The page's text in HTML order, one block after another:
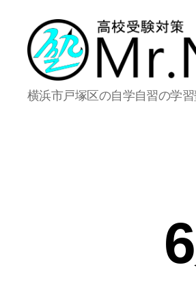
Mr.N
塾
横浜市戸塚区の自学自習の学